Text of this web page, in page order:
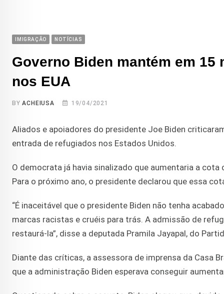
IMIGRAÇÃO NOTÍCIAS
Governo Biden mantém em
nos EUA
BYACHEIUSA 19/04/2021
Aliados e apoiadores do presidente Joe Biden
entrada de refugiados nos Estados Unidos.
O democrata já havia sinalizado que aumentaria a
Para o próximo ano, o presidente declarou que essa
“É inaceitável que o presidente Biden não tenha
marcas racistas e cruéis para trás. A admissão de
restaurá-la”, disse a deputada Pramila Jayapal, do
Diante das críticas, a assessora de imprensa da Casa
que a administração Biden esperava conseguir